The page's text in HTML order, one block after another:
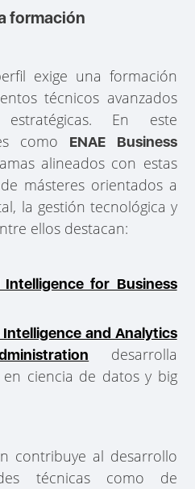
formación
exige una formación
técnicos avanzados
En este
como
ENAE Business
alineados con estas
másteres orientados a
la gestión tecnológica y
ellos destacan:
for Business
and Analytics
desarrolla
en ciencia de datos y big
contribuye al desarrollo
técnicas como de